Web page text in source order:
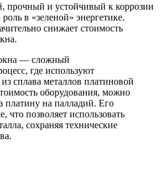
прочный и устойчивый к коррозии
в «зеленой» энергетике.
снижает стоимость
— сложный
где используют
сплава металлов платиновой
оборудования, можно
платину на палладий. Его
что позволяет использовать
сохраняя технические